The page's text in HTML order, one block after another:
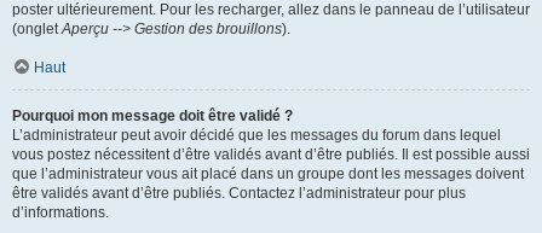
poster ultérieurement. Pour les recharger, allez dans le panneau de l’utilisateur
(ongletAperçu --> Gestion des brouillons).
Haut
Pourquoi mon message doit être validé ?
L’administrateur peut avoir décidé que les messages du forum dans lequel
vous postez nécessitent d’être validés avant d’être publiés. Il est possible aussi
que l’administrateur vous ait placé dans un groupe dont les messages doivent
être validés avant d’être publiés. Contactez l’administrateur pour plus
d’informations.